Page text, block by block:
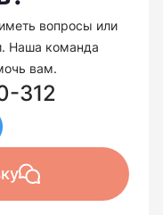
вопросы или
Наша команда
вам.
312